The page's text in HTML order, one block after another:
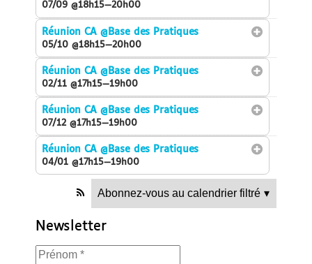
07/09 @18h15—20h00
Réunion CA@Base des Pratiques
05/10 @18h15—20h00
Réunion CA@Base des Pratiques
02/11 @17h15—19h00
Réunion CA@Base des Pratiques
07/12 @17h15—19h00
Réunion CA@Base des Pratiques
04/01 @17h15—19h00
Abonnez-vous au calendrier filtré ▾
Newsletter